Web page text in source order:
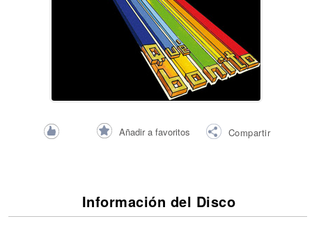
Añadir a favoritos Compartir
Información del Disco